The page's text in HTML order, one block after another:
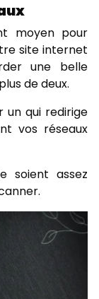
moyen pour
site internet
une belle
de deux.
un qui redirige
vos réseaux
soient assez